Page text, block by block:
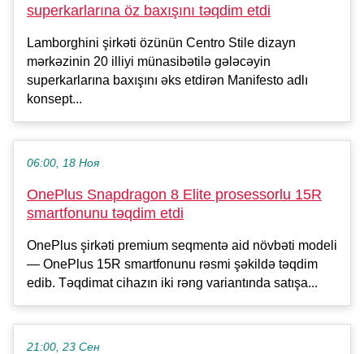
superkarlarına öz baxışını təqdim etdi
Lamborghini şirkəti özünün Centro Stile dizayn
mərkəzinin 20 illiyi münasibətilə gələcəyin
superkarlarına baxışını əks etdirən Manifesto adlı
konsept...
06:00, 18 Ноя
OnePlus Snapdragon 8 Elite prosessorlu 15R
smartfonunu təqdim etdi
OnePlus şirkəti premium seqmentə aid növbəti modeli
— OnePlus 15R smartfonunu rəsmi şəkildə təqdim
edib. Təqdimat cihazın iki rəng variantında satışa...
21:00, 23 Сен